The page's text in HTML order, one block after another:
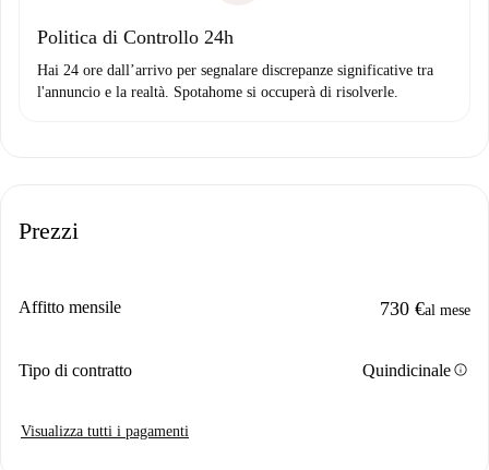
Politica di Controllo 24h
Hai 24 ore dall’arrivo per segnalare discrepanze significative tra
l'annuncio e la realtà. Spotahome si occuperà di risolverle.
Prezzi
Affitto mensile 730 €al mese
Tipo di contratto Quindicinaleinfo
Visualizza tutti i pagamenti